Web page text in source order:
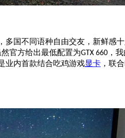
国不同语种自由交友，新鲜感十
官方给出最低配置为GTX 660 ，
业内首款结合吃鸡游戏显卡 ，联合